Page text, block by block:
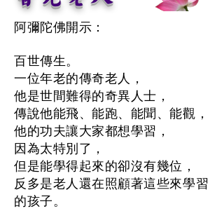
阿彌陀佛開示：
百世傳生。
一位年老的傳奇老人，
他是世間難得的奇異人士，
傳說他能飛、能跑、能聞、能觀，
他的功夫讓大家都想學習，
因為太特別了，
但是能學得起來的卻沒有幾位，
反多是老人還在照顧著這些來學習
的孩子。